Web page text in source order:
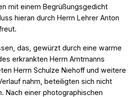
mit einem Begrüßungsgedicht
hieran durch Herrn Lehrer Anton
das, gewürzt durch eine warme
erkrankten Herrn Amtmanns
Herrn Schulze Niehoff und weitere
nahm, beteiligten sich nicht
Nach einer photographischen